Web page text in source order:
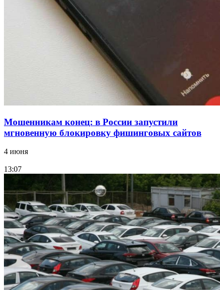
Волгоградские компании нарастили экспорт:
заключены контракты на 3,6 млн долларов
Мошенникам конец: в России запустили
мгновенную блокировку фишинговых сайтов
4 июня
13:07